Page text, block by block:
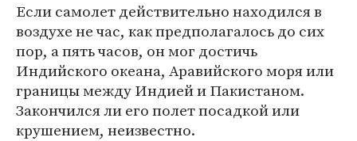
Если самолет действительно находился в
воздухе не час, как предполагалось до сих
пор, а пять часов, он мог достичь
Индийского океана, Аравийского моря или
границы между Индией и Пакистаном.
Закончился ли его полет посадкой или
крушением, неизвестно.